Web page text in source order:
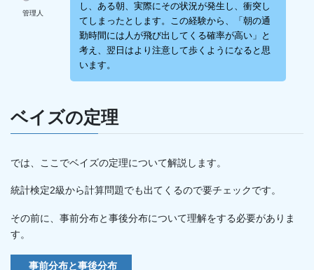
管理人
し、ある朝、実際にその状況が発生し、衝突し
てしまったとします。この経験から、「朝の通
勤時間には人が飛び出してくる確率が高い」と
考え、翌日はより注意して歩くようになると思
います。
ベイズの定理
では、ここでベイズの定理について解説します。
統計検定2級から計算問題でも出てくるので要チェックです。
その前に、事前分布と事後分布について理解をする必要がありま
す。
事前分布と事後分布